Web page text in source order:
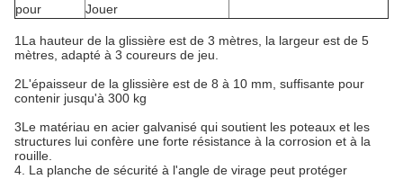
pour
Jouer
1La hauteur de la glissière est de 3 mètres, la largeur est de 5
mètres, adapté à 3 coureurs de jeu.
2L'épaisseur de la glissière est de 8 à 10 mm, suffisante pour
contenir jusqu'à 300 kg
3Le matériau en acier galvanisé qui soutient les poteaux et les
structures lui confère une forte résistance à la corrosion et à la
rouille.
4. La planche de sécurité à l'angle de virage peut protéger